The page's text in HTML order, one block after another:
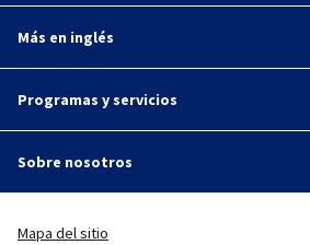
Más en inglés
Programas y servicios
Sobre nosotros
Mapa del sitio